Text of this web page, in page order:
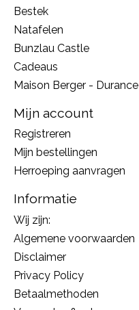
Bestek
Natafelen
Bunzlau Castle
Cadeaus
Maison Berger - Durance
Mijn account
Registreren
Mijn bestellingen
Herroeping aanvragen
Informatie
Wij zijn:
Algemene voorwaarden
Disclaimer
Privacy Policy
Betaalmethoden